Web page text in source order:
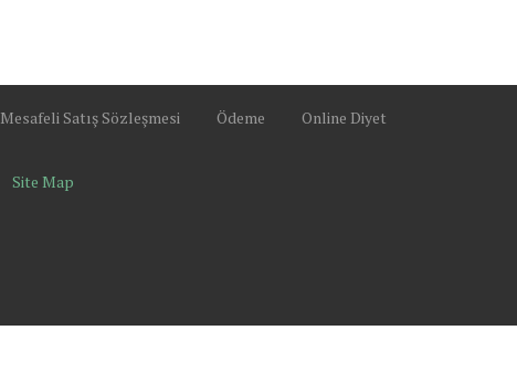
Mesafeli Satış Sözleşmesi Ödeme
Online Diyet
Site Map